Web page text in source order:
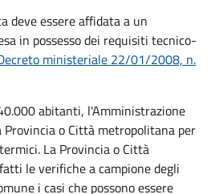
deve essere affidata a un
in possesso dei requisiti tecnico-
ministeriale 22/01/2008, n.
abitanti, l'Amministrazione
Provincia o Città metropolitana per
La Provincia o Città
le verifiche a campione degli
i casi che possono essere